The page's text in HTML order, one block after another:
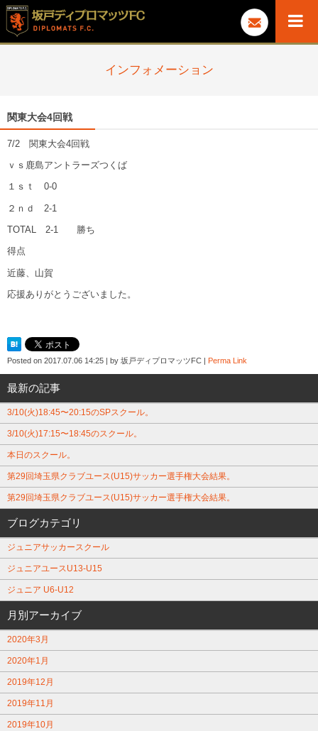
インフォメーション
関東大会4回戦
7/2 関東大会4回戦
ｖｓ鹿島アントラーズつくば
１ｓｔ 0-0
２ｎｄ 2-1
TOTAL 2-1 勝ち
得点
近藤、山賀
応援ありがとうございました。
Posted on 2017.07.06 14:25 by 坂戸ディプロマッツFC Perma Link
最新の記事
3/10(火)18:45〜20:15のSPスクール。
3/10(火)17:15〜18:45のスクール。
本日のスクール。
第29回埼玉県クラブユース(U15)サッカー選手権大会結果。
第29回埼玉県クラブユース(U15)サッカー選手権大会結果。
ブログカテゴリ
ジュニアサッカースクール
ジュニアユースU13-U15
ジュニア U6-U12
月別アーカイブ
2020年3月
2020年1月
2019年12月
2019年11月
2019年10月